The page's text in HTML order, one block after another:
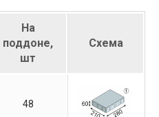
На
поддоне,
шт
Схема
48